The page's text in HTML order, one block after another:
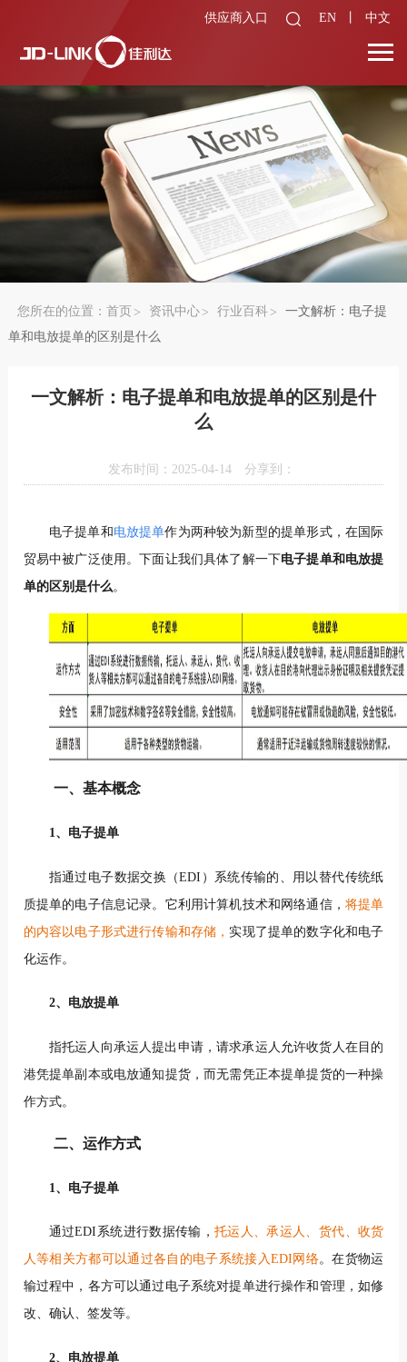
供应商入口 EN 中文
您所在的位置： 首页 资讯中心 行业百科
一文解析：电子提
单和电放提单的区别是什么
一文解析：电子提单和电放提单的区别是什
么
发布时间：2025-04-14 分享到：
电子提单和 电放提单作为两种较为新型的提单形式，在国际
贸易中被广泛使用。下面让我们具体了解一下电子提单和电放提
单的区别是什么 。
一、基本概念
1、电子提单
指通过电子数据交换（EDI）系统传输的、用以替代传统纸
质提单的电子信息记录。它利用计算机技术和网络通信， 将提单
的内容以电子形式进行传输和存储， 实现了提单的数字化和电子
化运作。
2、电放提单
指托运人向承运人提出申请，请求承运人允许收货人在目的
港凭提单副本或电放通知提货，而无需凭正本提单提货的一种操
作方式。
二、运作方式
1、电子提单
通过EDI系统进行数据传输， 托运人、承运人、货代、收货
人等相关方都可以通过各自的电子系统接入EDI网络。在货物运
输过程中，各方可以通过电子系统对提单进行操作和管理，如修
改、确认、签发等。
2、电放提单